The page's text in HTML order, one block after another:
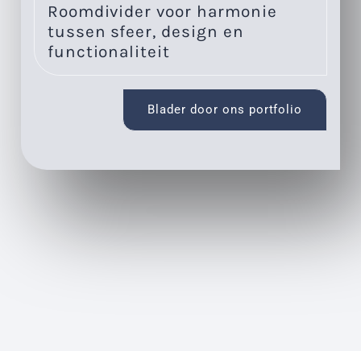
Roomdivider voor harmonie
tussen sfeer, design en
functionaliteit
Blader door ons portfolio